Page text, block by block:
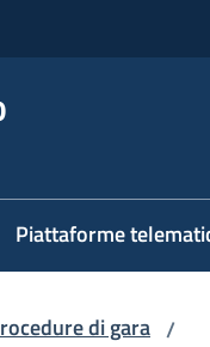
Piattaforme
di gara /